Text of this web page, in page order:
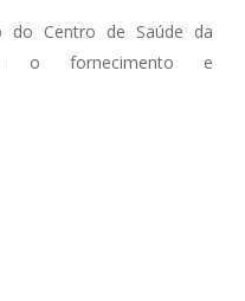
do Centro de Saúde da
o fornecimento e